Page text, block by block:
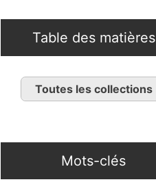
Table des matières
Toutes les collections
Mots-clés